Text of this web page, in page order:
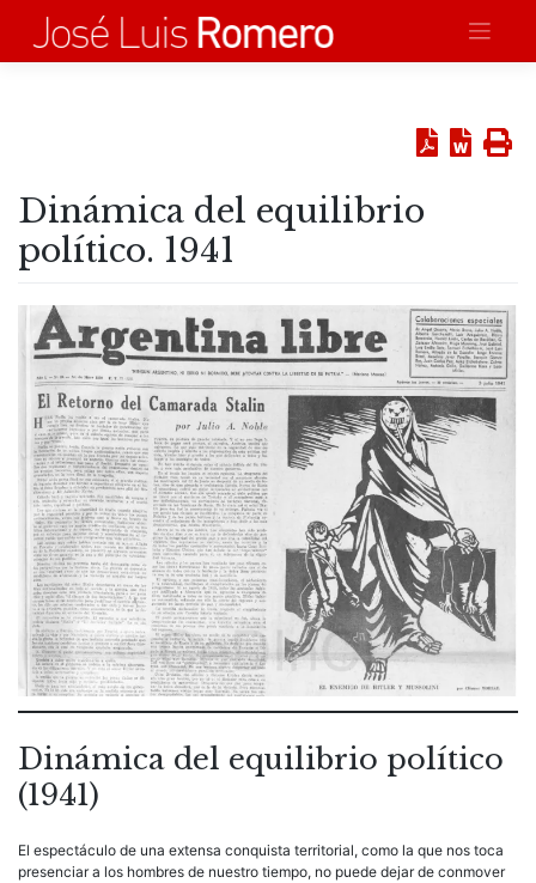
contenido
Dinámica del equilibrio
político. 1941
Dinámica del equilibrio político
(1941)
El espectáculo de una extensa conquista territorial, como la que nos toca
presenciar a los hombres de nuestro tiempo, no puede dejar de conmover